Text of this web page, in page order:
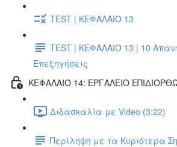
TEST | ΚΕΦΑΛΑΙΟ 13
TEST | ΚΕΦΑΛΑΙΟ 13 | 10
Επεξηγήσεις
ΚΕΦΑΛΑΙΟ 14: ΕΡΓΑΛΕΙΟ
Διδασκαλία με Video (3:22)
Περίληψη με τα Κυριότερα